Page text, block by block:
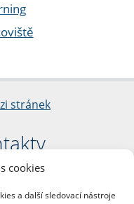
cookies
a další sledovací nástroje
stránek